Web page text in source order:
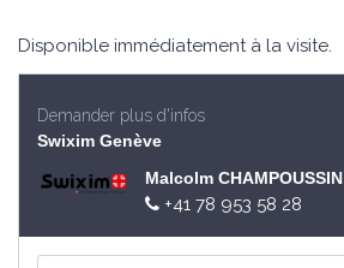
Disponible immédiatement à la visite.
Demander plus d'infos
Swixim Genève
Malcolm CHAMPOUSSIN
+41 78 953 58 28